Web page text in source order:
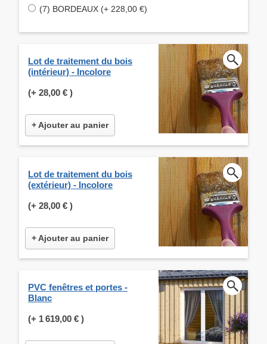
(7) BORDEAUX (+ 228,00 €)
Lot de traitement du bois
(intérieur) - Incolore
(+ 28,00 € )
+ Ajouter au panier
Lot de traitement du bois
(extérieur) - Incolore
(+ 28,00 € )
+ Ajouter au panier
PVC fenêtres et portes -
Blanc
(+ 1 619,00 € )